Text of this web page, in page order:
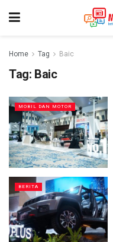
Home Tag Baic
Tag: Baic
MOBIL DAN MOTOR
BERITA